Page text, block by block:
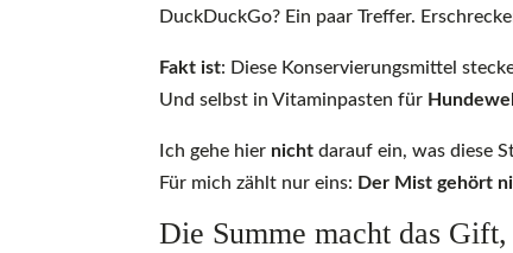
DuckDuckGo? Ein paar Treffer.
Fakt ist: Diese Konservierungsmittel
Und selbst in Vitaminpasten für
Ich gehe hier nicht darauf ein, was diese
Für mich zählt nur eins: Der Mist gehört
Die Summe macht das